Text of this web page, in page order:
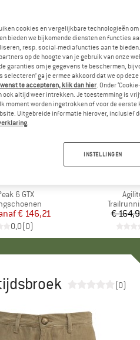
6 GTX
Prijs
Verlaagde prijs
€ 146,21
0,0(0)
€
(0)
cookies en vergelijkbare technologieën
bieden we bijkomende diensten en functies
resp. social-mediafuncties aan te
op de hoogte van je gebruik van onze
garanties om je gegevens te beschermen,
selecteren’ ga je ermee akkoord dat we op
te accepteren, klik dan hier. Onder
ook altijd weer intrekken. Je toestemming is
moment worden ingetrokken of voor de
Uitgebreide informatie hierover, inclusief
.
INSTELLINGEN